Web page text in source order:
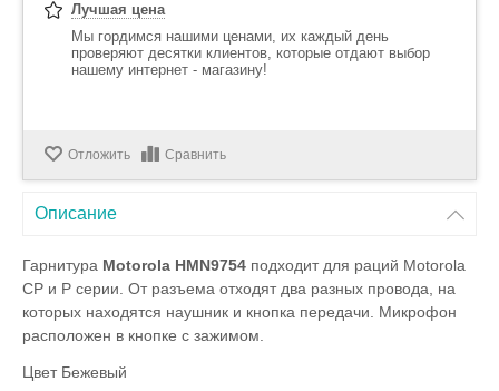
Лучшая цена
Мы гордимся нашими ценами, их каждый день
проверяют десятки клиентов, которые отдают выбор
нашему интернет - магазину!
Отложить Сравнить
Описание
Гарнитура Motorola HMN9754 подходит для раций Motorola
CP и P серии. От разъема отходят два разных провода, на
которых находятся наушник и кнопка передачи. Микрофон
расположен в кнопке с зажимом.
Цвет Бежевый